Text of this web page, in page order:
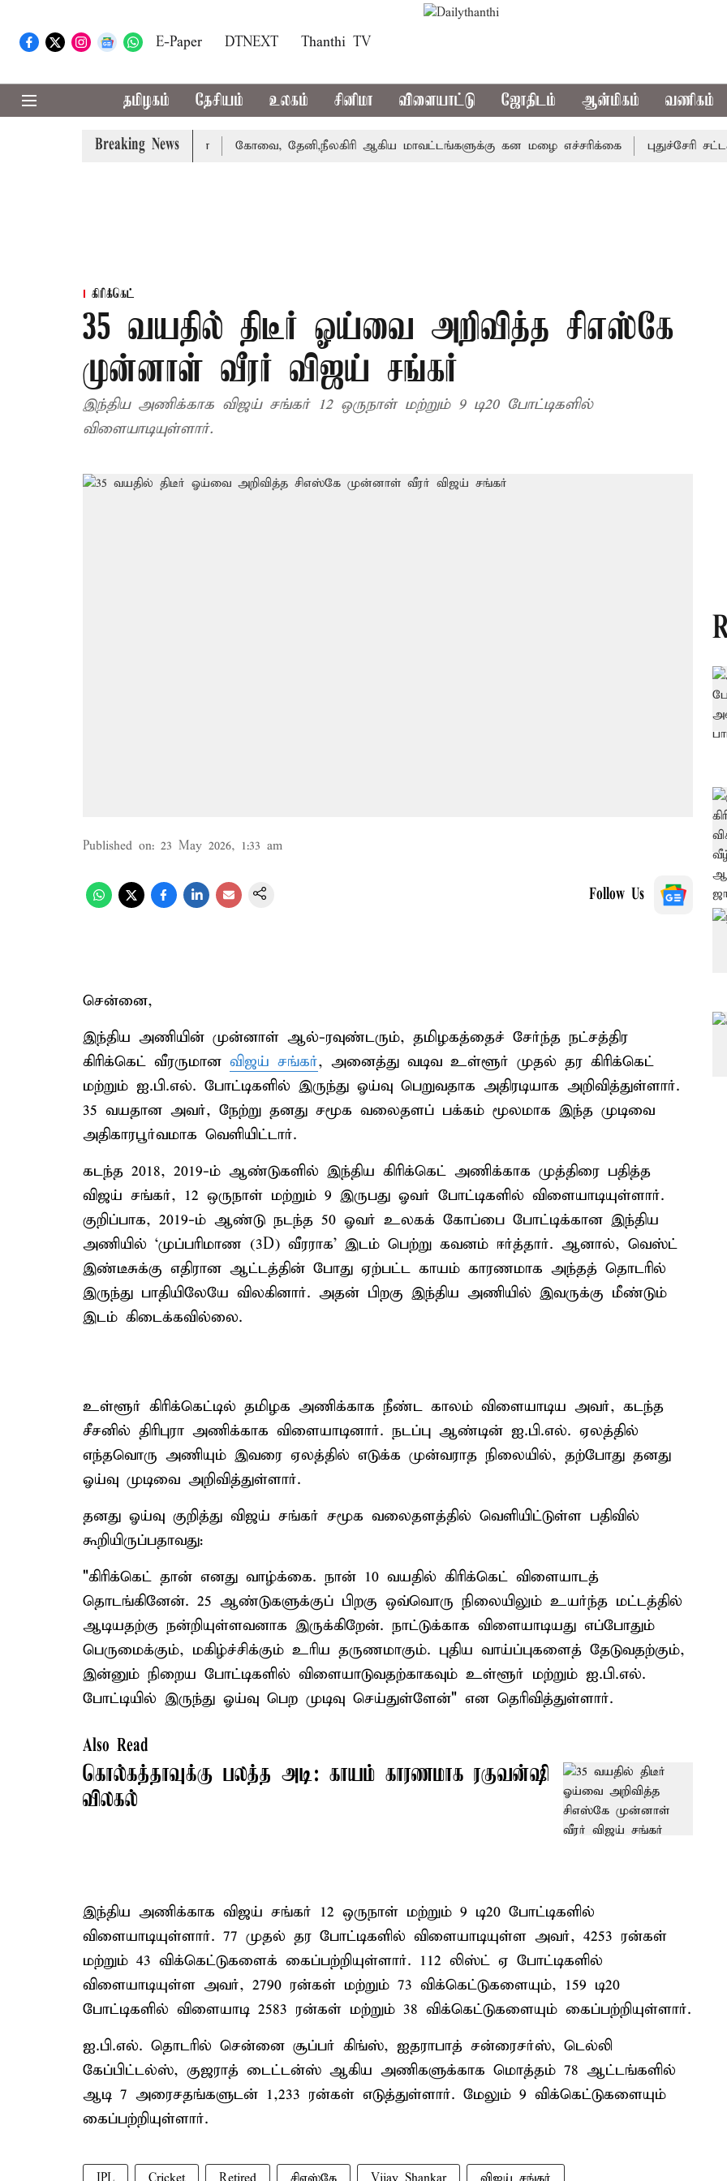
E-Paper DTNEXT Thanthi TV
தமிழகம் தேசியம் உலகம் சினிமா விளையாட்டு ஜோதிடம் ஆன்மிகம் வணிகம்
Breaking News
வழக்கை வாபஸ் பெற்றார் சங்கீதா கோவை, தேனி,நீலகிரி ஆகிய மாவட்டங்களுக்கு கன மழை எச்சரிக்கை புதுச்சேரி
கிரிக்கெட்
35 வயதில் திடீர் ஓய்வை அறிவித்த சிஎஸ்கே
முன்னாள் வீரர் விஜய் சங்கர்
இந்திய அணிக்காக விஜய் சங்கர் 12 ஒருநாள் மற்றும் 9 டி20 போட்டிகளில்
விளையாடியுள்ளார்.
Published on: 23 May 2026, 1:33 am
Follow Us
சென்னை,
இந்திய அணியின் முன்னாள் ஆல்-ரவுண்டரும், தமிழகத்தைச் சேர்ந்த நட்சத்திர
கிரிக்கெட் வீரருமான விஜய் சங்கர், அனைத்து வடிவ உள்ளூர் முதல் தர கிரிக்கெட்
மற்றும் ஐ.பி.எல். போட்டிகளில் இருந்து ஓய்வு பெறுவதாக அதிரடியாக அறிவித்துள்ளார்.
35 வயதான அவர், நேற்று தனது சமூக வலைதளப் பக்கம் மூலமாக இந்த முடிவை
அதிகாரபூர்வமாக வெளியிட்டார்.
கடந்த 2018, 2019-ம் ஆண்டுகளில் இந்திய கிரிக்கெட் அணிக்காக முத்திரை பதித்த
விஜய் சங்கர், 12 ஒருநாள் மற்றும் 9 இருபது ஓவர் போட்டிகளில் விளையாடியுள்ளார்.
குறிப்பாக, 2019-ம் ஆண்டு நடந்த 50 ஓவர் உலகக் கோப்பை போட்டிக்கான இந்திய
அணியில் ‘முப்பரிமாண (3D) வீரராக’ இடம் பெற்று கவனம் ஈர்த்தார். ஆனால், வெஸ்ட்
இண்டீசுக்கு எதிரான ஆட்டத்தின் போது ஏற்பட்ட காயம் காரணமாக அந்தத் தொடரில்
இருந்து பாதியிலேயே விலகினார். அதன் பிறகு இந்திய அணியில் இவருக்கு மீண்டும்
இடம் கிடைக்கவில்லை.
உள்ளூர் கிரிக்கெட்டில் தமிழக அணிக்காக நீண்ட காலம் விளையாடிய அவர், கடந்த
சீசனில் திரிபுரா அணிக்காக விளையாடினார். நடப்பு ஆண்டின் ஐ.பி.எல். ஏலத்தில்
எந்தவொரு அணியும் இவரை ஏலத்தில் எடுக்க முன்வராத நிலையில், தற்போது தனது
ஓய்வு முடிவை அறிவித்துள்ளார்.
தனது ஓய்வு குறித்து விஜய் சங்கர் சமூக வலைதளத்தில் வெளியிட்டுள்ள பதிவில்
கூறியிருப்பதாவது:
"கிரிக்கெட் தான் எனது வாழ்க்கை. நான் 10 வயதில் கிரிக்கெட் விளையாடத்
தொடங்கினேன். 25 ஆண்டுகளுக்குப் பிறகு ஒவ்வொரு நிலையிலும் உயர்ந்த மட்டத்தில்
ஆடியதற்கு நன்றியுள்ளவனாக இருக்கிறேன். நாட்டுக்காக விளையாடியது எப்போதும்
பெருமைக்கும், மகிழ்ச்சிக்கும் உரிய தருணமாகும். புதிய வாய்ப்புகளைத் தேடுவதற்கும்,
இன்னும் நிறைய போட்டிகளில் விளையாடுவதற்காகவும் உள்ளூர் மற்றும் ஐ.பி.எல்.
போட்டியில் இருந்து ஓய்வு பெற முடிவு செய்துள்ளேன்" என தெரிவித்துள்ளார்.
Also Read
கொல்கத்தாவுக்கு பலத்த அடி: காயம் காரணமாக ரகுவன்ஷி
விலகல்
இந்திய அணிக்காக விஜய் சங்கர் 12 ஒருநாள் மற்றும் 9 டி20 போட்டிகளில்
விளையாடியுள்ளார். 77 முதல் தர போட்டிகளில் விளையாடியுள்ள அவர், 4253 ரன்கள்
மற்றும் 43 விக்கெட்டுகளைக் கைப்பற்றியுள்ளார். 112 லிஸ்ட் ஏ போட்டிகளில்
விளையாடியுள்ள அவர், 2790 ரன்கள் மற்றும் 73 விக்கெட்டுகளையும், 159 டி20
போட்டிகளில் விளையாடி 2583 ரன்கள் மற்றும் 38 விக்கெட்டுகளையும் கைப்பற்றியுள்ளார்.
ஐ.பி.எல். தொடரில் சென்னை சூப்பர் கிங்ஸ், ஐதராபாத் சன்ரைசர்ஸ், டெல்லி
கேப்பிட்டல்ஸ், குஜராத் டைட்டன்ஸ் ஆகிய அணிகளுக்காக மொத்தம் 78 ஆட்டங்களில்
ஆடி 7 அரைசதங்களுடன் 1,233 ரன்கள் எடுத்துள்ளார். மேலும் 9 விக்கெட்டுகளையும்
கைப்பற்றியுள்ளார்.